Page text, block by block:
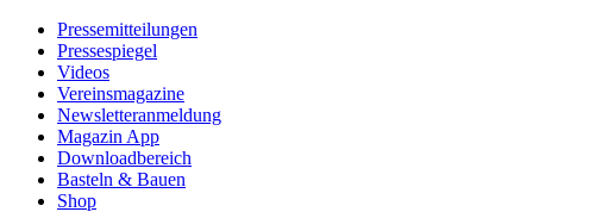
Pressemitteilungen
Pressespiegel
Videos
Vereinsmagazine
Newsletteranmeldung
Magazin App
Downloadbereich
Basteln & Bauen
Shop